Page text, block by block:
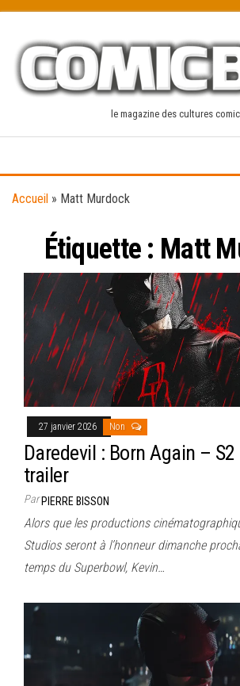
content
le magazine des cultures
Accueil » Matt Murdock
Étiquette : Matt
27 janvier 2026 Non
Daredevil : Born Again –
trailer
ParPIERRE BISSON
Alors que les productions
Studios seront à l’honneur dimanche
temps du Superbowl, Kevin…